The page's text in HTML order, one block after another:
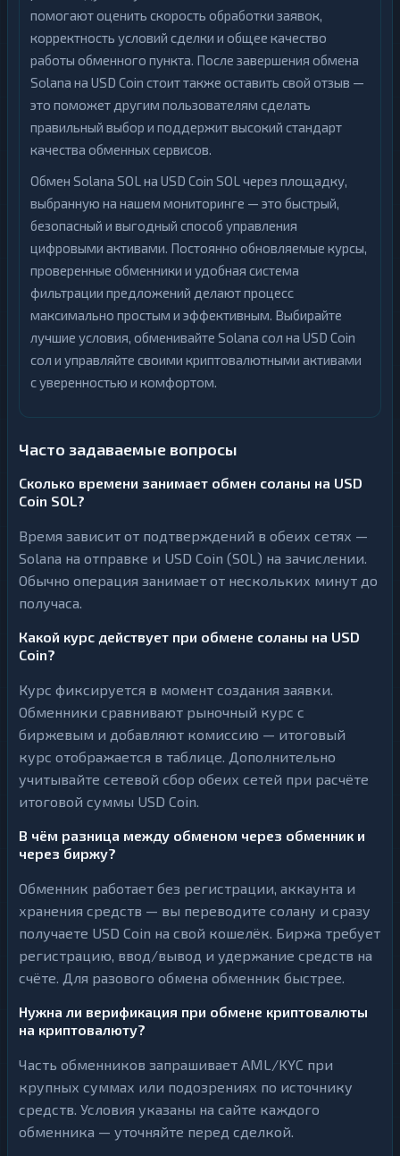
помогают оценить скорость обработки заявок,
корректность условий сделки и общее качество
работы обменного пункта. После завершения обмена
Solana на USD Coin стоит также оставить свой отзыв —
это поможет другим пользователям сделать
правильный выбор и поддержит высокий стандарт
качества обменных сервисов.
Обмен Solana SOL на USD Coin SOL через площадку,
выбранную на нашем мониторинге — это быстрый,
безопасный и выгодный способ управления
цифровыми активами. Постоянно обновляемые курсы,
проверенные обменники и удобная система
фильтрации предложений делают процесс
максимально простым и эффективным. Выбирайте
лучшие условия, обменивайте Solana сол на USD Coin
сол и управляйте своими криптовалютными активами
с уверенностью и комфортом.
Часто задаваемые вопросы
Сколько времени занимает обмен соланы на USD
Coin SOL?
Время зависит от подтверждений в обеих сетях —
Solana на отправке и USD Coin (SOL) на зачислении.
Обычно операция занимает от нескольких минут до
получаса.
Какой курс действует при обмене соланы на USD
Coin?
Курс фиксируется в момент создания заявки.
Обменники сравнивают рыночный курс с
биржевым и добавляют комиссию — итоговый
курс отображается в таблице. Дополнительно
учитывайте сетевой сбор обеих сетей при расчёте
итоговой суммы USD Coin.
В чём разница между обменом через обменник и
через биржу?
Обменник работает без регистрации, аккаунта и
хранения средств — вы переводите солану и сразу
получаете USD Coin на свой кошелёк. Биржа требует
регистрацию, ввод/вывод и удержание средств на
счёте. Для разового обмена обменник быстрее.
Нужна ли верификация при обмене криптовалюты
на криптовалюту?
Часть обменников запрашивает AML/KYC при
крупных суммах или подозрениях по источнику
средств. Условия указаны на сайте каждого
обменника — уточняйте перед сделкой.